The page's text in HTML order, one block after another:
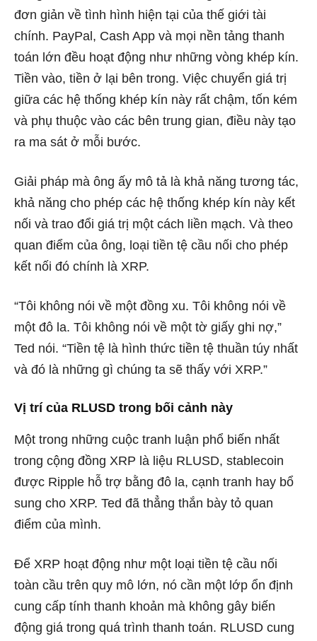
đơn giản về tình hình hiện tại của thế giới tài
chính. PayPal, Cash App và mọi nền tảng thanh
toán lớn đều hoạt động như những vòng khép kín.
Tiền vào, tiền ở lại bên trong. Việc chuyển giá trị
giữa các hệ thống khép kín này rất chậm, tốn kém
và phụ thuộc vào các bên trung gian, điều này tạo
ra ma sát ở mỗi bước.
Giải pháp mà ông ấy mô tả là khả năng tương tác,
khả năng cho phép các hệ thống khép kín này kết
nối và trao đổi giá trị một cách liền mạch. Và theo
quan điểm của ông, loại tiền tệ cầu nối cho phép
kết nối đó chính là XRP.
“Tôi không nói về một đồng xu. Tôi không nói về
một đô la. Tôi không nói về một tờ giấy ghi nợ,”
Ted nói. “Tiền tệ là hình thức tiền tệ thuần túy nhất
và đó là những gì chúng ta sẽ thấy với XRP.”
Vị trí của RLUSD trong bối cảnh này
Một trong những cuộc tranh luận phổ biến nhất
trong cộng đồng XRP là liệu RLUSD, stablecoin
được Ripple hỗ trợ bằng đô la, cạnh tranh hay bổ
sung cho XRP. Ted đã thẳng thắn bày tỏ quan
điểm của mình.
Để XRP hoạt động như một loại tiền tệ cầu nối
toàn cầu trên quy mô lớn, nó cần một lớp ổn định
cung cấp tính thanh khoản mà không gây biến
động giá trong quá trình thanh toán. RLUSD cung